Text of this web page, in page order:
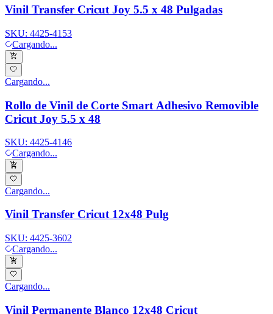
Vinil Transfer Cricut Joy 5.5 x 48 Pulgadas
SKU: 4425-4153
Cargando...
Cargando...
Rollo de Vinil de Corte Smart Adhesivo Removible
Cricut Joy 5.5 x 48
SKU: 4425-4146
Cargando...
Cargando...
Vinil Transfer Cricut 12x48 Pulg
SKU: 4425-3602
Cargando...
Cargando...
Vinil Permanente Blanco 12x48 Cricut